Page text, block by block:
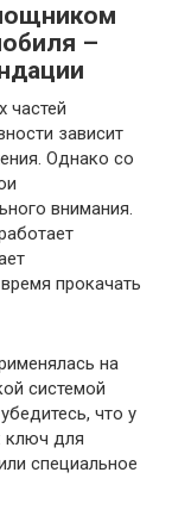
–
частей
зависит
Однако со
внимания.
прокачать
на
системой
что у
ключ для
специальное